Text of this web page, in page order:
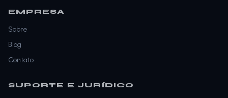
EMPRESA
Sobre
Blog
Contato
SUPORTE E JURÍDICO